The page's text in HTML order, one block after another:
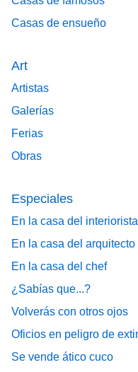
Casas de ensueño
Art
Artistas
Galerías
Ferias
Obras
Especiales
En la casa del interiorista
En la casa del arquitecto
En la casa del chef
¿Sabías que...?
Volverás con otros ojos
Oficios en peligro de
Se vende ático cuco